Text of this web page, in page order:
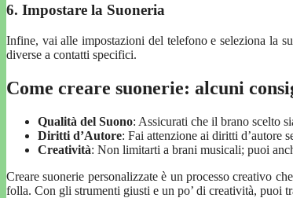
6. Impostare la Suoneria
Infine, vai alle impostazioni del telefono e seleziona la
diverse a contatti specifici.
Come creare suonerie: alcuni
Qualità del Suono: Assicurati che il brano scelto
Diritti d’Autore: Fai attenzione ai diritti d’autore
Creatività: Non limitarti a brani musicali; puoi
Creare suonerie personalizzate è un processo creativo
folla. Con gli strumenti giusti e un po’ di creatività, puoi